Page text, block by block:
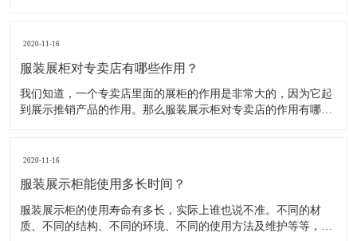
2020-11-16
服装展柜对专卖店有哪些作用？
我们知道，一个专卖店里面的展柜的作用是非常大的，因为它起
到展示推销产品的作用。那么服装展示柜对专卖店的作用有哪些
陈列展示商品。把商品的风采展现在消费者面前，使消费者对商
2020-11-16
服装展示柜能使用多长时间？
服装展示柜的使用寿命有多长，实际上谁也说不准。不同的材
质、不同的结构、不同的环境、不同的使用方法及维护等等，都